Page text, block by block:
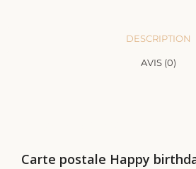
DESCRIPTION
AVIS (0)
Carte postale Happy